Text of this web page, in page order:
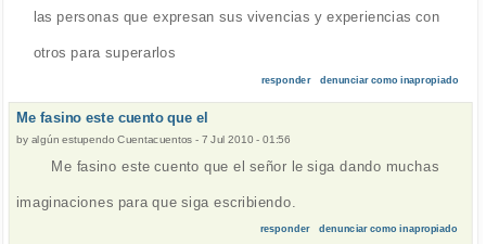
las personas que expresan sus vivencias y experiencias con
otros para superarlos
responder denunciar como inapropiado
Me fasino este cuento que el
by algún estupendo Cuentacuentos - 7 Jul 2010 - 01:56
Me fasino este cuento que el señor le siga dando muchas
imaginaciones para que siga escribiendo.
responder denunciar como inapropiado